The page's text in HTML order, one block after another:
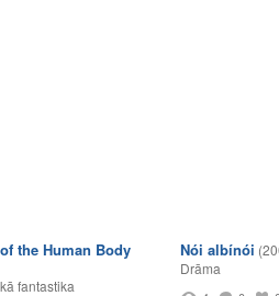
the Human Body
fantastika
Nói albínói
Drāma